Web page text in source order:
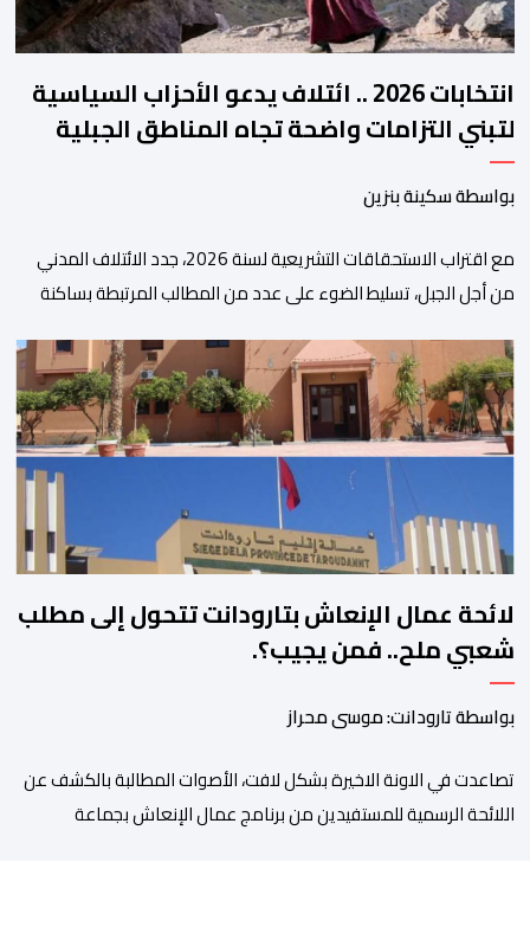
انتخابات 2026 .. ائتلاف يدعو الأحزاب السياسية
لتبني التزامات واضحة تجاه المناطق الجبلية
بواسطة سكينة بنزين
مع اقتراب الاستحقاقات التشريعية لسنة 2026، جدد الائتلاف المدني
من أجل الجبل، تسليط الضوء على عدد من المطالب المرتبطة بساكنة
فيها الأحزاب السياسية، إلى ادراج 10 التزامات ضمن برامجها الانتخابية
المنتظرة، في إطار تعاقد سياسي مع المناطق الجبلية والانتقال من
الوعود الانتخابية إلى التزامات عملية […]
لائحة عمال الإنعاش بتارودانت تتحول إلى مطلب
شعبي ملح.. فمن يجيب؟.
بواسطة تارودانت: موسى محراز
تصاعدت في الاونة الاخيرة بشكل لافت، الأصوات المطالبة بالكشف عن
اللائحة الرسمية للمستفيدين من برنامج عمال الإنعاش بجماعة